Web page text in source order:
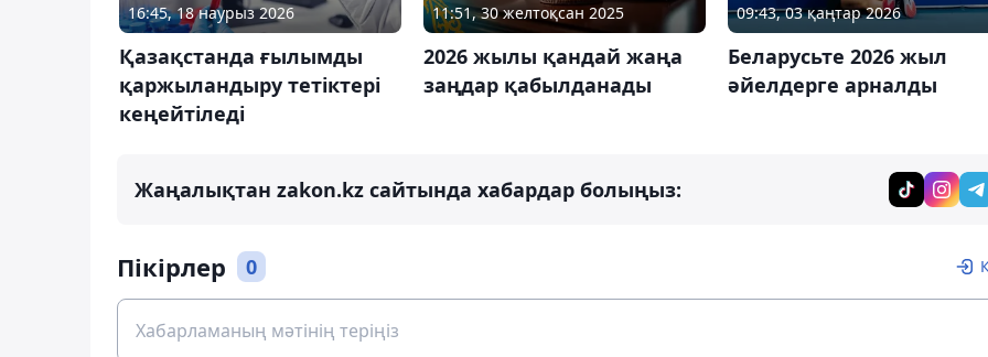
16:45, 18 наурыз 2026
Қазақстанда ғылымды
қаржыландыру тетіктері
кеңейтіледі
11:51, 30 желтоқсан 2025
2026 жылы қандай жаңа
заңдар қабылданады
09:43, 03 қаңтар 2026
Беларусьте 2026 жыл
әйелдерге арналды
Жаңалықтан zakon.kz сайтында хабардар болыңыз:
Пікірлер 0